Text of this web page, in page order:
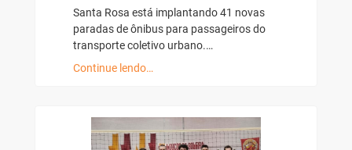
Santa Rosa está implantando 41 novas
paradas de ônibus para passageiros do
transporte coletivo urbano.…
Continue lendo…